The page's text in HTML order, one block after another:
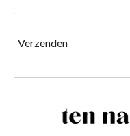
Verzenden